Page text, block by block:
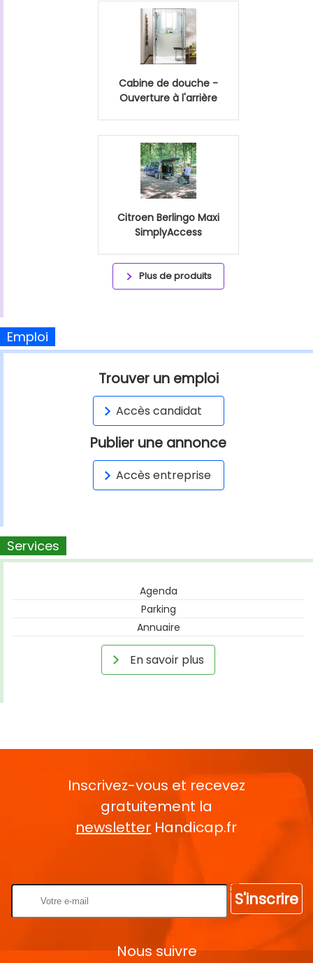
Cabine de douche -
Ouverture à l'arrière
Citroen Berlingo Maxi
SimplyAccess
Plus de produits
Emploi
Trouver un emploi
Accès candidat
Publier une annonce
Accès entreprise
Services
Agenda
Parking
Annuaire
En savoir plus
Inscrivez-vous et recevez
gratuitement la
newsletter Handicap.fr
S'inscrire
Nous suivre